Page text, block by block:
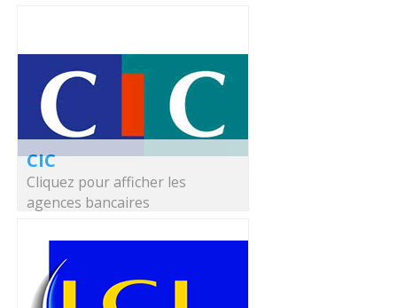
CIC
Cliquez pour afficher les
agences bancaires